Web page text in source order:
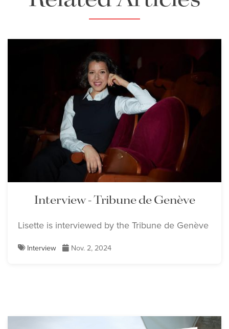
Interview - Tribune de Genève
Lisette is interviewed by the Tribune de Genève
Interview Nov. 2, 2024